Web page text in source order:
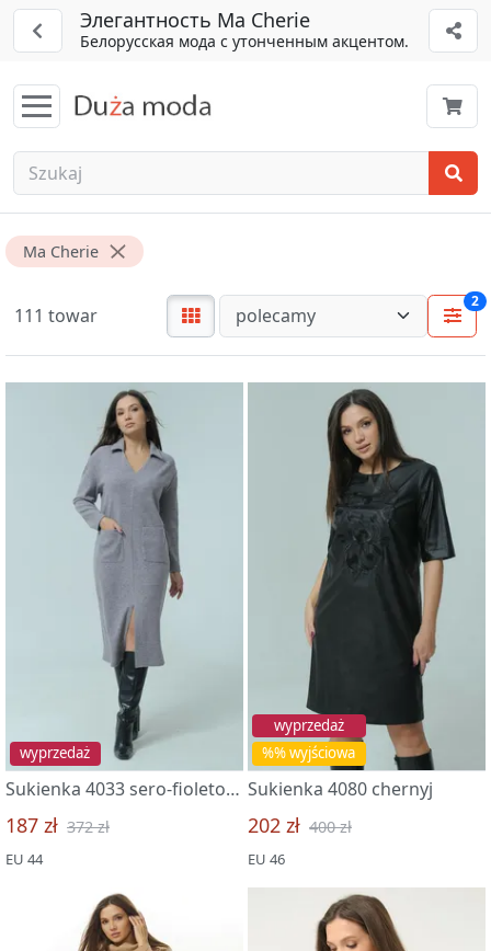
Элегантность Ma Cherie
Белорусская мода с утонченным акцентом.
Ma Cherie
111 towar
2
wyprzedaż
Sukienka 4033 sero-fioletovyj
187 zł 372 zł
EU 44
%% wyjściowa
wyprzedaż
Sukienka 4080 chernyj
202 zł 400 zł
EU 46